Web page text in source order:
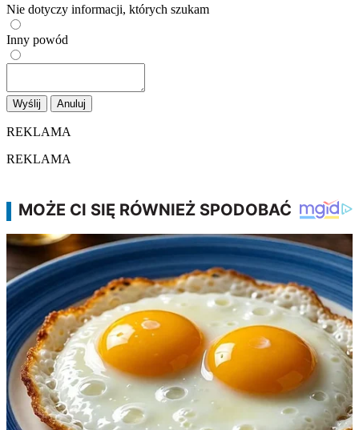
Nie dotyczy informacji, których szukam
Inny powód
Wyślij Anuluj
REKLAMA
REKLAMA